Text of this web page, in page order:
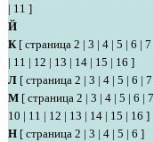
| 11 ]
Й
К[ страница 2 | 3 | 4 | 5 | 6 | 7
| 11 | 12 | 13 | 14 | 15 | 16 ]
Л [ страница 2 | 3 | 4 | 5 | 6 | 7
М [ страница 2 | 3 | 4 | 5 | 6 | 7
10 | 11 | 12 | 13 | 14 | 15 | 16 ]
Н [ страница 2 | 3 | 4 | 5 | 6 ]